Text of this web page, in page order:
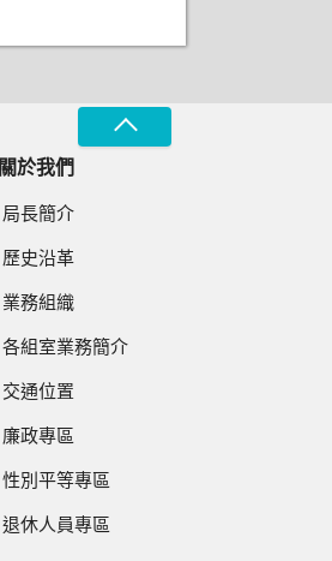
關於我們
局長簡介
歷史沿革
業務組織
各組室業務簡介
交通位置
廉政專區
性別平等專區
退休人員專區